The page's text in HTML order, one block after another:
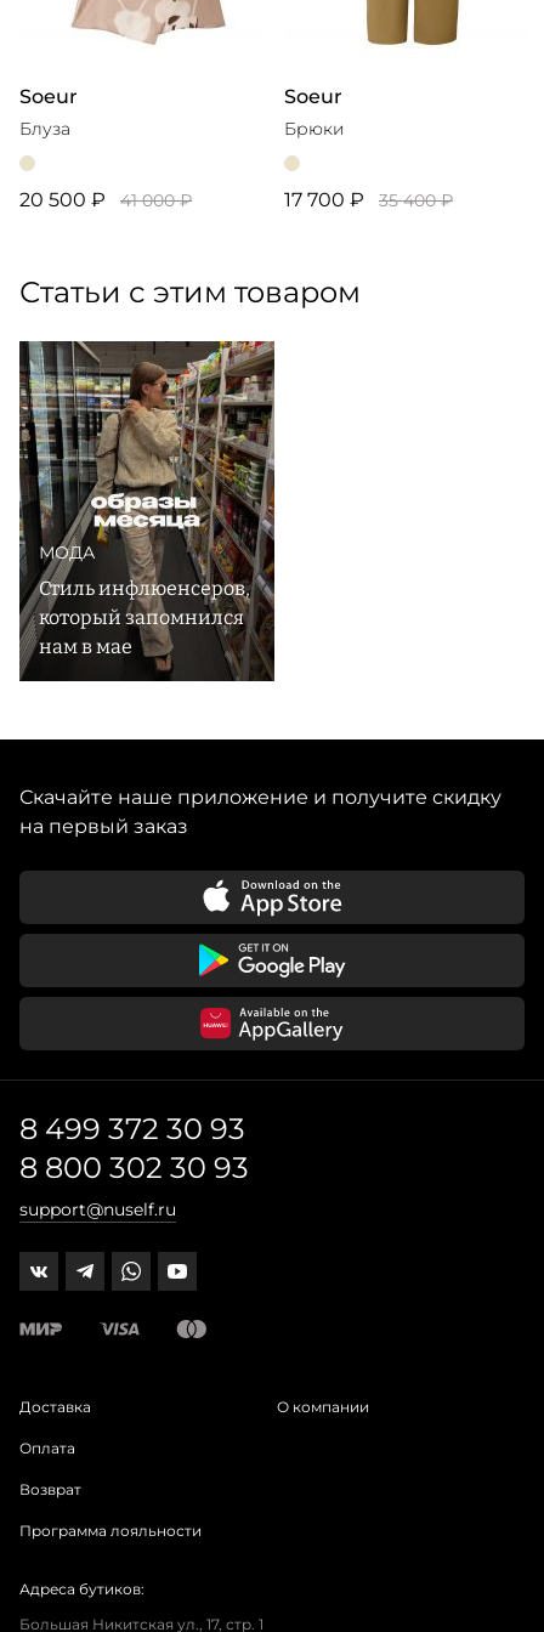
Soeur
Блуза
20 500 ₽ 41 000 ₽
Soeur
Брюки
17 700 ₽ 35 400 ₽
Статьи с этим товаром
МОДА
Стиль инфлюенсеров,
который запомнился
нам в мае
Скачайте наше приложение и получите скидку
на первый заказ
8 499 372 30 93
8 800 302 30 93
support@nuself.ru
Доставка
Оплата
Возврат
Программа лояльности
О компании
Адреса бутиков:
Большая Никитская ул., 17, стр. 1